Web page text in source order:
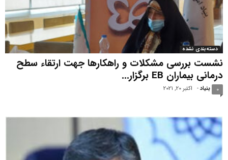
دسته‌بندی نشده
نشست بررسی مشکلات و راهکارها جهت ارتقاء سطح
درمانی بیماران EB برگزار...
بنیاد - اکتبر 20, 2021 0